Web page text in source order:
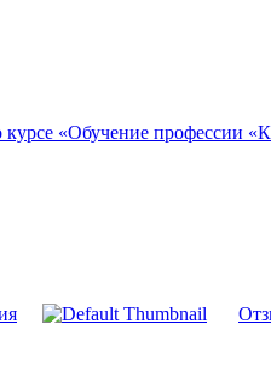
«Обучение профессии